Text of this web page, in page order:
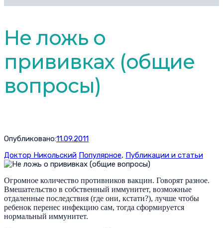
Не ложь о
прививках (общие
вопросы)
Опубликовано:11.09.2011
Доктор Никольский Популярное, Публикации и статьи
Огромное количество противников вакцин. Говорят разное.
Вмешательство в собственный иммунитет, возможные
отдаленные последствия (где они, кстати?), лучше чтобы
ребенок перенес инфекцию сам, тогда сформируется
нормальный иммунитет.